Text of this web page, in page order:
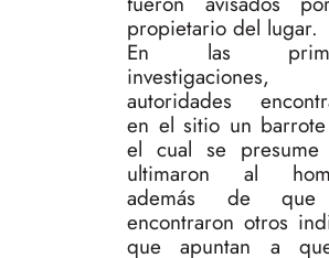
propietario del lugar.
En las
autoridades
en el sitio un
el cual se presume
ultimaron al
además de
encontraron otros
que apuntan a